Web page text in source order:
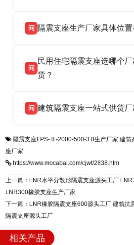
话：13323182312。
品资质齐全，每批次产品均
货，厂家电话：
号北方工业基地。
问 隔震支座生产厂家具体位置
高新区北方工业基地迎宾大
支座源头工厂，生产 LRB 铅
问
民用住宅隔震支座选哪个
货？
适用于民用住宅隔震工程，
震支座，电话：
问 建筑隔震支座一站式供货厂
一站式供货厂家，拥有多年
质、检测报告完备，提供选
装指导全套服务，厂址衡水
迎宾大街 9 号，厂家电话：
隔震支座FPS-Ⅱ-2000-500-3.8生产厂家 建筑
座厂家
https://www.mocabai.com/cjwt/2838.htm
上一篇：LNR水平分散形隔震支座源头工厂
LNR300橡胶支座生产厂家
下一篇：LNR橡胶隔震支座600源头工厂 建筑抗
隔震支座源头工厂
相关产品